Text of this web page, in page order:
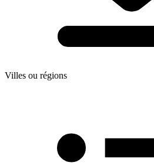
Villes ou régions